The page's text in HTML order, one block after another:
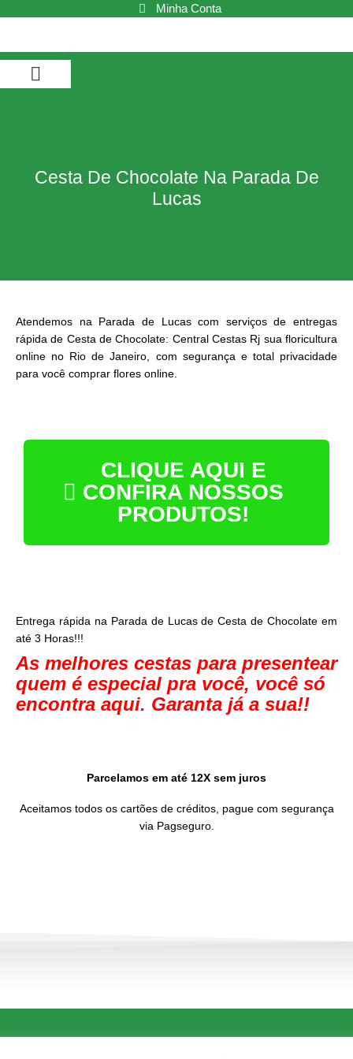
conteúdo
Minha Conta
Cesta De Chocolate Na Parada De
Lucas
Atendemos na Parada de Lucas com serviços de entregas
rápida de Cesta de Chocolate: Central Cestas Rj sua floricultura
online no Rio de Janeiro, com segurança e total privacidade
para você comprar flores online.
CLIQUE AQUI E
CONFIRA NOSSOS
PRODUTOS!
Entrega rápida na Parada de Lucas de Cesta de Chocolate em
até 3 Horas!!!
As melhores cestas para presentear
quem é especial pra você, você só
encontra aqui. Garanta já a sua!!
Parcelamos em até 12X sem juros
Aceitamos todos os cartões de créditos, pague com segurança
via Pagseguro.